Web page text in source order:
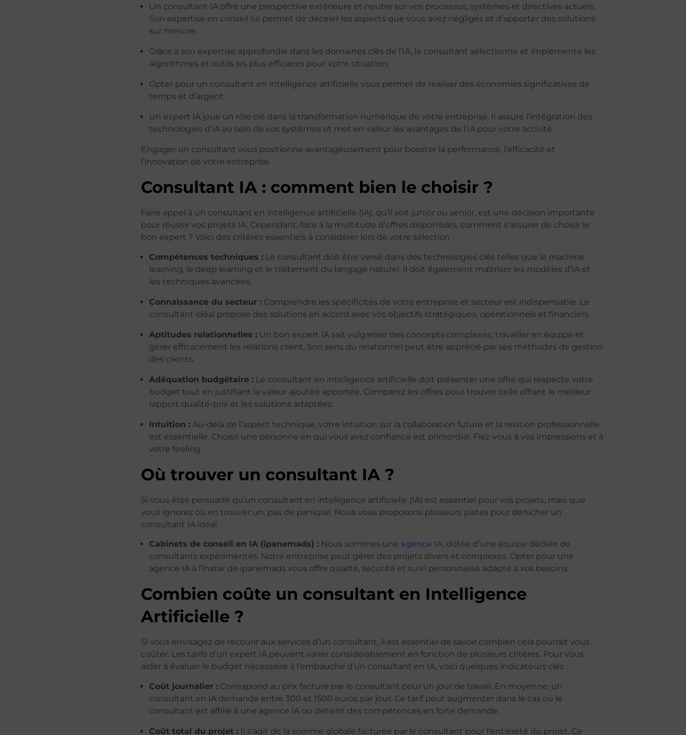
Un consultant IA offre une perspective extérieure et neutre sur vos processus, systèmes et directives actuels.
Son expertise en conseil lui permet de déceler les aspects que vous avez négligés et d’apporter des solutions
sur mesure.
Grâce à son expertise approfondie dans les domaines clés de l’IA, le consultant sélectionne et implémente les
algorithmes et outils les plus efficaces pour votre situation.
Opter pour un consultant en intelligence artificielle vous permet de réaliser des économies significatives de
temps et d’argent.
Un expert IA joue un rôle clé dans la transformation numérique de votre entreprise. Il assure l’intégration des
technologies d’IA au sein de vos systèmes et met en valeur les avantages de l’IA pour votre activité.
Engager un consultant vous positionne avantageusement pour booster la performance, l’efficacité et
l’innovation de votre entreprise.
Consultant IA : comment bien le choisir ?
Faire appel à un consultant en intelligence artificielle (IA), qu’il soit junior ou senior, est une décision importante
pour réussir vos projets IA. Cependant, face à la multitude d’offres disponibles, comment s’assurer de choisir le
bon expert ? Voici des critères essentiels à considérer lors de votre sélection :
Compétences techniques : Le consultant doit être versé dans des technologies clés telles que le machine
learning, le deep learning et le traitement du langage naturel. Il doit également maîtriser les modèles d’IA et
les techniques avancées.‍
Connaissance du secteur : Comprendre les spécificités de votre entreprise et secteur est indispensable. Le
consultant idéal propose des solutions en accord avec vos objectifs stratégiques, opérationnels et financiers.‍
Aptitudes relationnelles : Un bon expert IA sait vulgariser des concepts complexes, travailler en équipe et
gérer efficacement les relations client. Son sens du relationnel peut être apprécié par ses méthodes de gestion
des clients.
Adéquation budgétaire : Le consultant en intelligence artificielle doit présenter une offre qui respecte votre
budget tout en justifiant la valeur ajoutée apportée. Comparez les offres pour trouver celle offrant le meilleur
rapport qualité-prix et les solutions adaptées.
Intuition : Au-delà de l’aspect technique, votre intuition sur la collaboration future et la relation professionnelle
est essentielle. Choisir une personne en qui vous avez confiance est primordial. Fiez-vous à vos impressions et à
votre feeling.
Où trouver un consultant IA ?
Si vous êtes persuadé qu’un consultant en intelligence artificielle (IA) est essentiel pour vos projets, mais que
vous ignorez où en trouver un, pas de panique. Nous vous proposons plusieurs pistes pour dénicher un
consultant IA idéal.
Cabinets de conseil en IA (ipanemads) : Nous sommes une agence IA, dotée d’une équipe dédiée de
consultants expérimentés. Notre entreprise peut gérer des projets divers et complexes. Opter pour une
agence IA à l’instar de ipanemads vous offre qualité, sécurité et suivi personnalisé adapté à vos besoins.
Combien coûte un consultant en Intelligence
Artificielle ?
Si vous envisagez de recourir aux services d’un consultant, il est essentiel de savoir combien cela pourrait vous
coûter. Les tarifs d’un expert IA peuvent varier considérablement en fonction de plusieurs critères. Pour vous
aider à évaluer le budget nécessaire à l’embauche d’un consultant en IA, voici quelques indicateurs clés :
Coût journalier : Correspond au prix facturé par le consultant pour un jour de travail. En moyenne, un
consultant en IA demande entre 300 et 1500 euros par jour. Ce tarif peut augmenter dans le cas où le
consultant est affilié à une agence IA ou détient des compétences en forte demande.
Coût total du projet : Il s’agit de la somme globale facturée par le consultant pour l’entièreté du projet. Ce